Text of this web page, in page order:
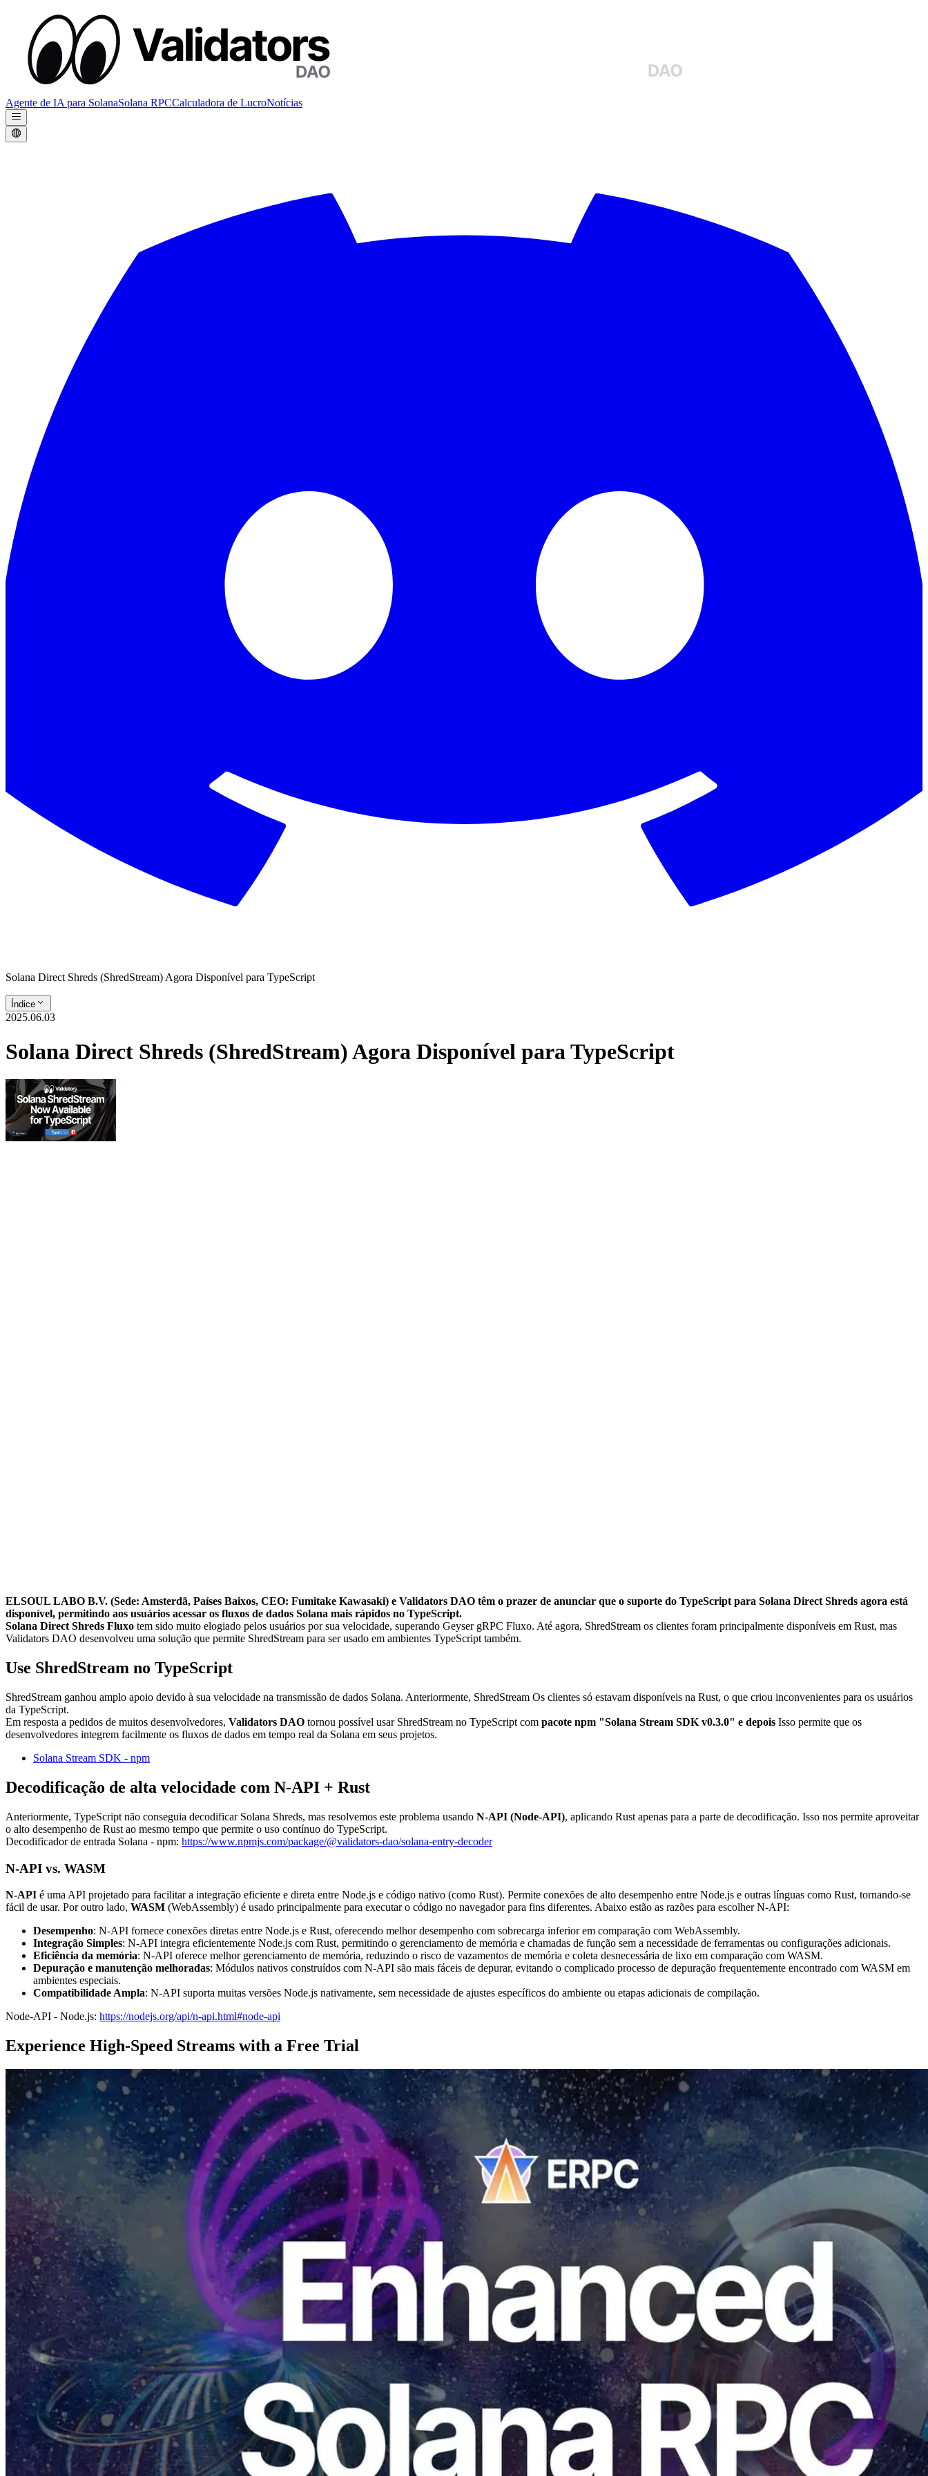
Agente de IA para SolanaSolana RPCCalculadora de LucroNotícias
Solana Direct Shreds (ShredStream) Agora Disponível para TypeScript
Índice
2025.06.03
Solana Direct Shreds (ShredStream) Agora Disponível para TypeScript
ELSOUL LABO B.V. (Sede: Amsterdã, Países Baixos, CEO: Fumitake Kawasaki) e Validators DAO têm o prazer de anunciar que o suporte do TypeScript para Solana Direct Shreds agora está
disponível, permitindo aos usuários acessar os fluxos de dados Solana mais rápidos no TypeScript.
Solana Direct Shreds Fluxo tem sido muito elogiado pelos usuários por sua velocidade, superando Geyser gRPC Fluxo. Até agora, ShredStream os clientes foram principalmente disponíveis em Rust, mas
Validators DAO desenvolveu uma solução que permite ShredStream para ser usado em ambientes TypeScript também.
Use ShredStream no TypeScript
ShredStream ganhou amplo apoio devido à sua velocidade na transmissão de dados Solana. Anteriormente, ShredStream Os clientes só estavam disponíveis na Rust, o que criou inconvenientes para os usuários
da TypeScript.
Em resposta a pedidos de muitos desenvolvedores, Validators DAO tornou possível usar ShredStream no TypeScript com pacote npm "Solana Stream SDK v0.3.0" e depois Isso permite que os
desenvolvedores integrem facilmente os fluxos de dados em tempo real da Solana em seus projetos.
Solana Stream SDK - npm
Decodificação de alta velocidade com N-API + Rust
Anteriormente, TypeScript não conseguia decodificar Solana Shreds, mas resolvemos este problema usando N-API (Node-API), aplicando Rust apenas para a parte de decodificação. Isso nos permite aproveitar
o alto desempenho de Rust ao mesmo tempo que permite o uso contínuo do TypeScript.
Decodificador de entrada Solana - npm: https://www.npmjs.com/package/@validators-dao/solana-entry-decoder
N-API vs. WASM
N-API é uma API projetado para facilitar a integração eficiente e direta entre Node.js e código nativo (como Rust). Permite conexões de alto desempenho entre Node.js e outras línguas como Rust, tornando-se
fácil de usar. Por outro lado, WASM (WebAssembly) é usado principalmente para executar o código no navegador para fins diferentes. Abaixo estão as razões para escolher N-API:
Desempenho: N-API fornece conexões diretas entre Node.js e Rust, oferecendo melhor desempenho com sobrecarga inferior em comparação com WebAssembly.
Integração Simples: N-API integra eficientemente Node.js com Rust, permitindo o gerenciamento de memória e chamadas de função sem a necessidade de ferramentas ou configurações adicionais.
Eficiência da memória: N-API oferece melhor gerenciamento de memória, reduzindo o risco de vazamentos de memória e coleta desnecessária de lixo em comparação com WASM.
Depuração e manutenção melhoradas: Módulos nativos construídos com N-API são mais fáceis de depurar, evitando o complicado processo de depuração frequentemente encontrado com WASM em
ambientes especiais.
Compatibilidade Ampla: N-API suporta muitas versões Node.js nativamente, sem necessidade de ajustes específicos do ambiente ou etapas adicionais de compilação.
Node-API - Node.js: https://nodejs.org/api/n-api.html#node-api
Experience High-Speed Streams with a Free Trial